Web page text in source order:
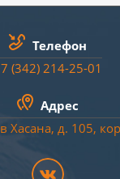
Телефон
(342) 214-25-01
Адрес
Хасана, д. 105,